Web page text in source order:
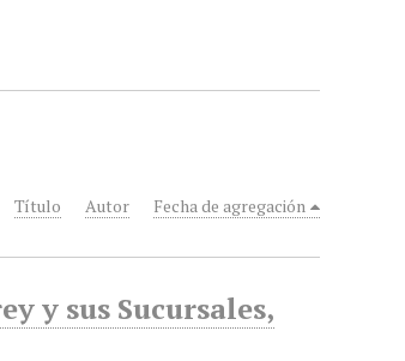
Título Autor Fecha de agregación
y sus Sucursales,